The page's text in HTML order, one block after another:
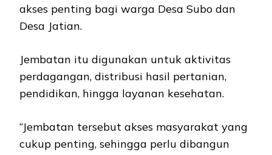
akses penting bagi warga Desa Subo dan
Desa Jatian.
Jembatan itu digunakan untuk aktivitas
perdagangan, distribusi hasil pertanian,
pendidikan, hingga layanan kesehatan.
“Jembatan tersebut akses masyarakat yang
cukup penting, sehingga perlu dibangun